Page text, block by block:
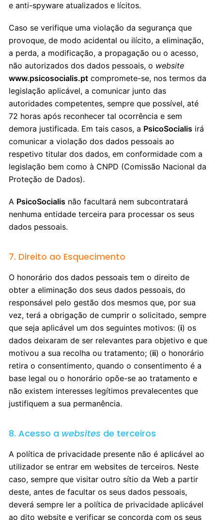
e anti-spyware atualizados e lícitos.
Caso se verifique uma violação da segurança que
provoque, de modo acidental ou ilícito, a eliminação,
a perda, a modificação, a propagação ou o acesso,
não autorizados dos dados pessoais, o website
www.psicosocialis.pt compromete-se, nos termos da
legislação aplicável, a comunicar junto das
autoridades competentes, sempre que possível, até
72 horas após reconhecer tal ocorrência e sem
demora justificada. Em tais casos, a PsicoSocialis irá
comunicar a violação dos dados pessoais ao
respetivo titular dos dados, em conformidade com a
legislação bem como à CNPD (Comissão Nacional da
Proteção de Dados).
A PsicoSocialis não facultará nem subcontratará
nenhuma entidade terceira para processar os seus
dados pessoais.
7. Direito ao Esquecimento
O honorário dos dados pessoais tem o direito de
obter a eliminação dos seus dados pessoais, do
responsável pelo gestão dos mesmos que, por sua
vez, terá a obrigação de cumprir o solicitado, sempre
que seja aplicável um dos seguintes motivos: (i) os
dados deixaram de ser relevantes para objetivo e que
motivou a sua recolha ou tratamento; (ii) o honorário
retira o consentimento, quando o consentimento é a
base legal ou o honorário opõe-se ao tratamento e
não existem interesses legítimos prevalecentes que
justifiquem a sua permanência.
8. Acesso a websites de terceiros
A política de privacidade presente não é aplicável ao
utilizador se entrar em websites de terceiros. Neste
caso, sempre que visitar outro sítio da Web a partir
deste, antes de facultar os seus dados pessoais,
deverá sempre ler a política de privacidade aplicável
ao dito website e verificar se concorda com os seus